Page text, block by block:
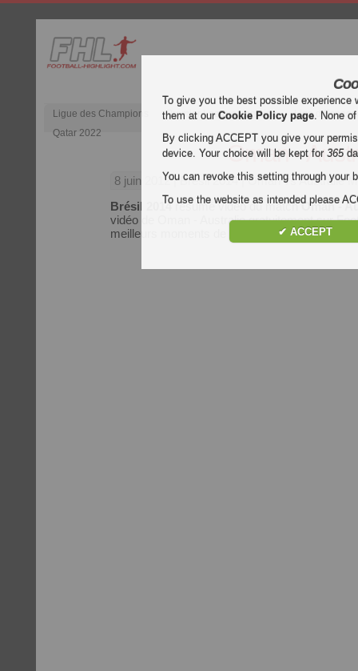
Ligue des Champions Premier League anglaise
Liga
Qatar 2022
Oman -
8 juin 2012| Brésil 2014 | Oman vs Australie
Brésil 2014résumé vidéo du matchOman -
vidéo de Oman - Australie gratuitement sur
meilleurs moments de chaque match duBrésil
To give you the best possible
them at ourCookie Policy page. None
By clicking ACCEPT you give your
device. Your choice will be kept for365
You can revoke this setting through your
To use the website as intended please
✔ ACCEPT